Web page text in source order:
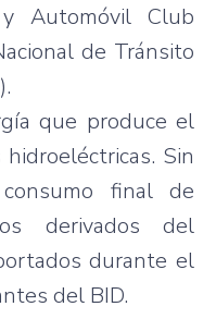
Automóvil Club
de Tránsito
que produce el
Sin
final de
derivados del
durante el
del BID.